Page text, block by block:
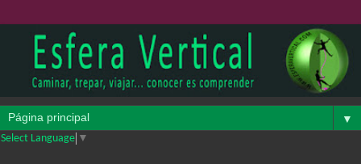
▼
Select Language ▼